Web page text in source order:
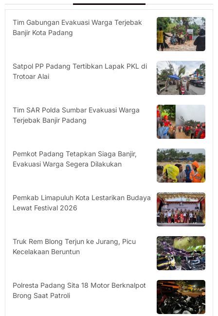
Tim Gabungan Evakuasi Warga Terjebak
Banjir Kota Padang
Satpol PP Padang Tertibkan Lapak PKL di
Trotoar Alai
Tim SAR Polda Sumbar Evakuasi Warga
Terjebak Banjir Padang
Pemkot Padang Tetapkan Siaga Banjir,
Evakuasi Warga Segera Dilakukan
Pemkab Limapuluh Kota Lestarikan Budaya
Lewat Festival 2026
Truk Rem Blong Terjun ke Jurang, Picu
Kecelakaan Beruntun
Polresta Padang Sita 18 Motor Berknalpot
Brong Saat Patroli